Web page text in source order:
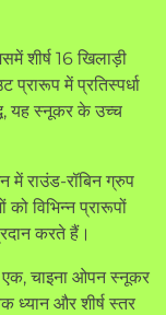
शीर्ष 16 खिलाड़ी
में प्रतिस्पर्धा
यह स्नूकर के उच्च
राउंड-रॉबिन ग्रुप
विभिन्न प्रारूपों
करते हैं।
एक, चाइना ओपन स्नूकर
ध्यान और शीर्ष स्तर